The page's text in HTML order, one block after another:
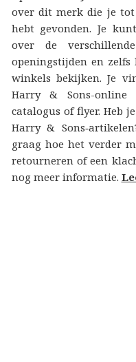
over dit merk die je tot
hebt gevonden. Je
over de
openingstijden en
winkels bekijken. Je
Harry & Sons-
catalogus of flyer. Heb
Harry &
graag hoe het verder
retourneren of een
nog meer informatie.